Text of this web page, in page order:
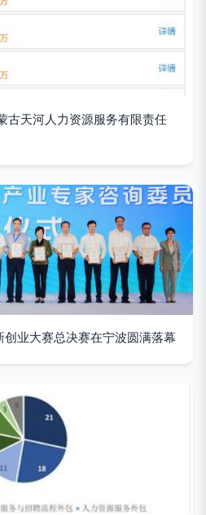
古天河人力资源服务有限责任
业大赛总决赛在宁波圆满落幕